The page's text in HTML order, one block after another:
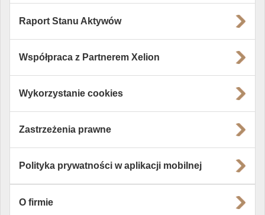
Raport Stanu Aktywów
Współpraca z Partnerem Xelion
Wykorzystanie cookies
Zastrzeżenia prawne
Polityka prywatności w aplikacji mobilnej
O firmie